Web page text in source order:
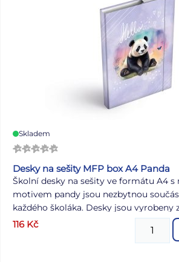
Skladem
Desky na sešity MFP box A4 Panda
Školní desky na sešity ve formátu A4
motivem pandy jsou nezbytnou
každého školáka. Desky jsou vyrobeny
lepenkového kartonu potaženého
spolehlivě chrání sešity a další školní
116 Kč